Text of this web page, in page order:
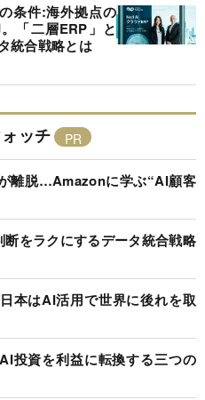
条件:海外拠点の
「二層ERP」と
統合戦略とは
ッチ
離脱…Amazonに学ぶ“AI顧客
をラクにするデータ統合戦略
本はAI活用で世界に後れを取
投資を利益に転換する三つの